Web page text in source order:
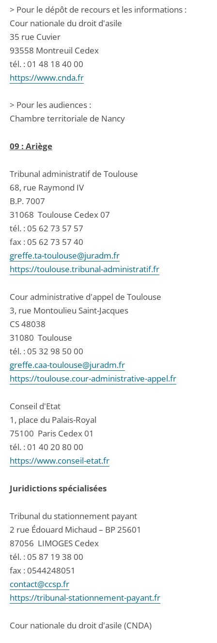
> Pour le dépôt de recours et les informations :
Cour nationale du droit d'asile
35 rue Cuvier
93558 Montreuil Cedex
tél. : 01 48 18 40 00
https://www.cnda.fr
> Pour les audiences :
Chambre territoriale de Nancy
09 : Ariège
Tribunal administratif de Toulouse
68, rue Raymond IV
B.P. 7007
31068 Toulouse Cedex 07
tél. : 05 62 73 57 57
fax : 05 62 73 57 40
greffe.ta-toulouse@juradm.fr
https://toulouse.tribunal-administratif.fr
Cour administrative d'appel de Toulouse
3, rue Montoulieu Saint-Jacques
CS 48038
31080 Toulouse
tél. : 05 32 98 50 00
greffe.caa-toulouse@juradm.fr
https://toulouse.cour-administrative-appel.fr
Conseil d'Etat
1, place du Palais-Royal
75100 Paris Cedex 01
tél. : 01 40 20 80 00
https://www.conseil-etat.fr
Juridictions spécialisées
Tribunal du stationnement payant
2 rue Édouard Michaud – BP 25601
87056 LIMOGES Cedex
tél. : 05 87 19 38 00
fax : 0544248051
contact@ccsp.fr
https://tribunal-stationnement-payant.fr
Cour nationale du droit d'asile (CNDA)